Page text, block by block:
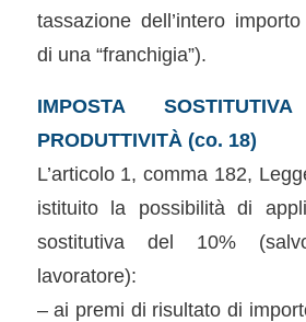
tassazione dell’intero
di una “franchigia”).
IMPOSTA
PRODUTTIVITÀ (co. 18)
L’articolo 1, comma 182,
istituito la possibilità di
sostitutiva del 10%
lavoratore):
– ai premi di risultato di